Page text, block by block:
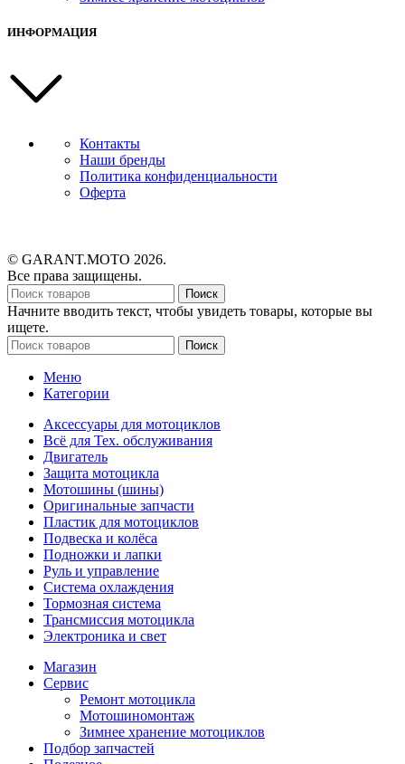
ИНФОРМАЦИЯ
Контакты
Наши бренды
Политика конфиденциальности
Оферта
© GARANT.MOTO 2026.
Все права защищены.
Поиск
Начните вводить текст, чтобы увидеть товары, которые вы
ищете.
Поиск
Меню
Категории
Аксессуары для мотоциклов
Всё для Тех. обслуживания
Двигатель
Защита мотоцикла
Мотошины (шины)
Оригинальные запчасти
Пластик для мотоциклов
Подвеска и колёса
Подножки и лапки
Руль и управление
Система охлаждения
Тормозная система
Трансмиссия мотоцикла
Электроника и свет
Магазин
Сервис
Ремонт мотоцикла
Мотошиномонтаж
Зимнее хранение мотоциклов
Подбор запчастей